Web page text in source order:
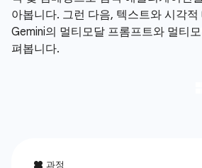
아봅니다. 그런 다음, 텍스트와 시각
Gemini의 멀티모달 프롬프트와 멀티
펴봅니다.